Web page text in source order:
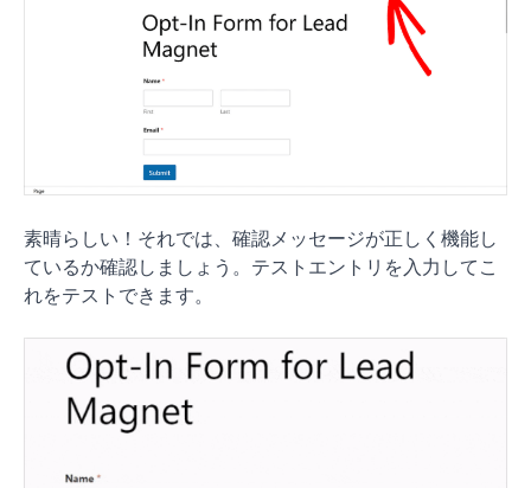
素晴らしい！それでは、確認メッセージが正しく機能し
ているか確認しましょう。テストエントリを入力してこ
れをテストできます。